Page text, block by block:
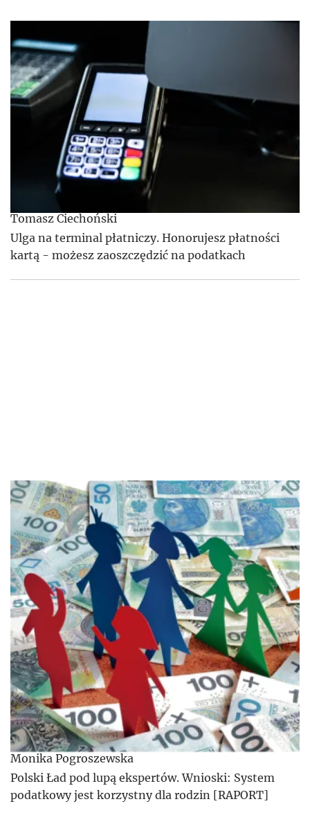
Tomasz Ciechoński
Ulga na terminal płatniczy. Honorujesz płatności
kartą - możesz zaoszczędzić na podatkach
Monika Pogroszewska
Polski Ład pod lupą ekspertów. Wnioski: System
podatkowy jest korzystny dla rodzin [RAPORT]